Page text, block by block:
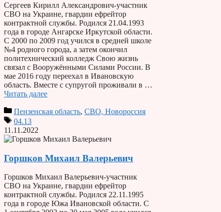
Сергеев Кирилл Александрович-участник
СВО на Украине, гвардии ефрейтор
контрактной службы. Родился 21.04.1993
года в городе Ангарске Иркутской области.
С 2000 по 2009 год учился в средней школе
№4 родного города, а затем окончил
политехнический колледж Свою жизнь
связал с Вооружёнными Силами России. В
мае 2016 году переехал в Ивановскую
область. Вместе с супругой проживали в …
Читать далее
Пензенская область, СВО, Новороссия
04.13
11.11.2022
Горшков Михаил Валерьевич
Горшков Михаил Валерьевич-участник
СВО на Украине, гвардии ефрейтор
контрактной службы. Родился 22.11.1995
года в городе Южа Ивановской области. С